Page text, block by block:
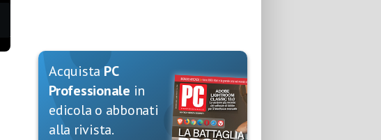
Acquista PC
Professionale in
edicola o abbonati
alla rivista.